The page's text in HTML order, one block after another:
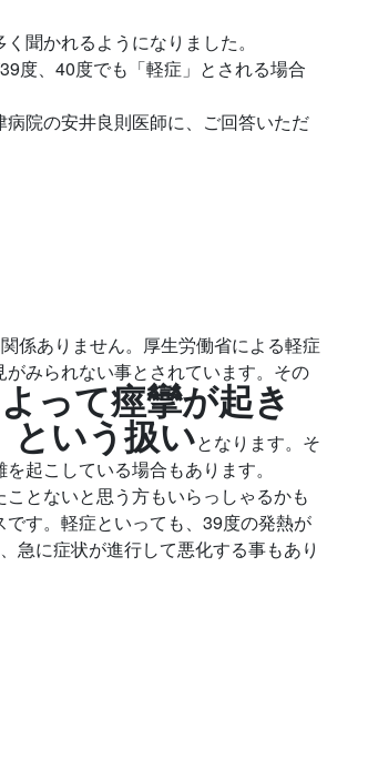
聞かれるようになりました。
度、40度でも「軽症」とされる場合
院の安井良則医師に、ご回答いただ
係ありません。厚生労働省による軽症
みられない事とされています。その
って痙攣が起き
という扱いとなります。そ
起こしている場合もあります。
とないと思う方もいらっしゃるかも
す。軽症といっても、39度の発熱が
急に症状が進行して悪化する事もあり